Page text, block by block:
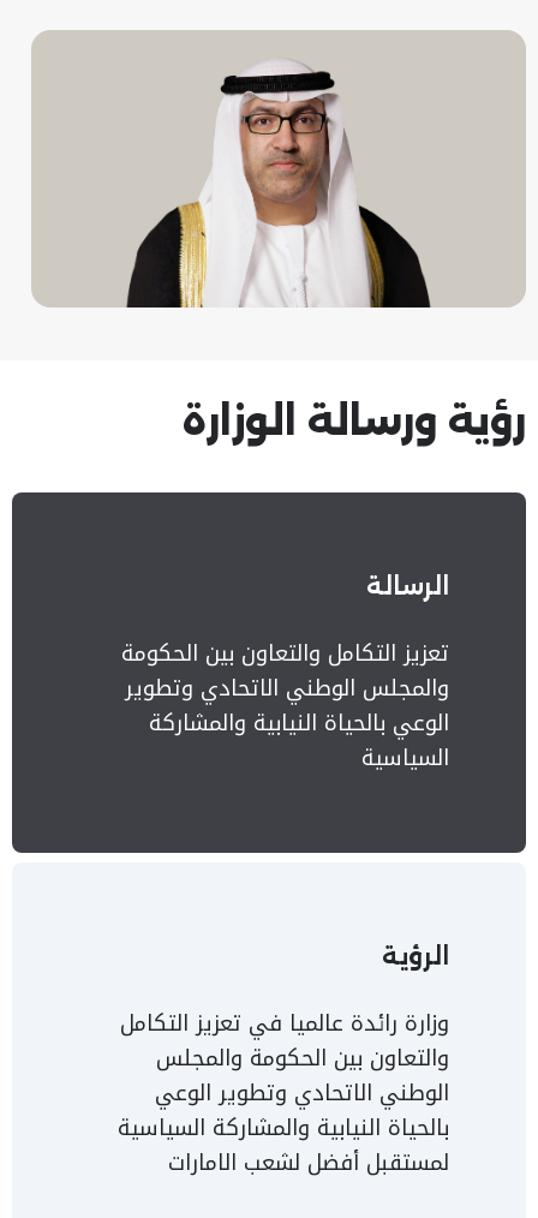
رؤية ورسالة الوزارة
الرسالة
تعزيز التكامل والتعاون بين الحكومة
والمجلس الوطني الاتحادي وتطوير
الوعي بالحياة النيابية والمشاركة
السياسية
الرؤية
وزارة رائدة عالميا في تعزيز التكامل
والتعاون بين الحكومة والمجلس
الوطني الاتحادي وتطوير الوعي
بالحياة النيابية والمشاركة السياسية
لمستقبل أفضل لشعب الامارات